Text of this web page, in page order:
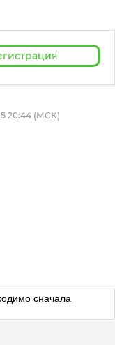
20:44 (МСК)
сначала